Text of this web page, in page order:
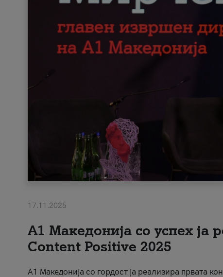
17.11.2025
А1 Македонија со успех ја
Content Positive 2025
А1 Македонија со гордост ја реализира првата